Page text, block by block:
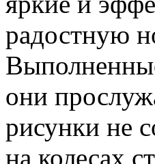
радостную
они
рисунки не
на колесах